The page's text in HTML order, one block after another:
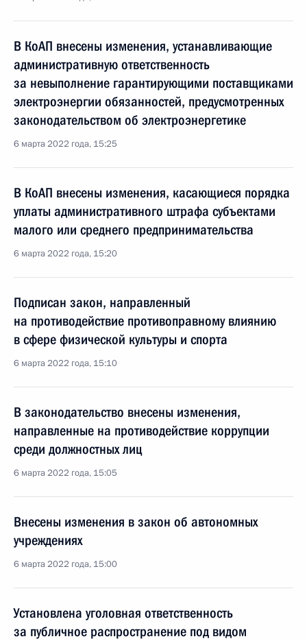
В КоАП внесены изменения, устанавливающие
административную ответственность
за невыполнение гарантирующими поставщиками
электроэнергии обязанностей, предусмотренных
законодательством об электроэнергетике
6 марта 2022 года, 15:25
В КоАП внесены изменения, касающиеся порядка
уплаты административного штрафа субъектами
малого или среднего предпринимательства
6 марта 2022 года, 15:20
Подписан закон, направленный
на противодействие противоправному влиянию
в сфере физической культуры и спорта
6 марта 2022 года, 15:10
В законодательство внесены изменения,
направленные на противодействие коррупции
среди должностных лиц
6 марта 2022 года, 15:05
Внесены изменения в закон об автономных
учреждениях
6 марта 2022 года, 15:00
Установлена уголовная ответственность
за публичное распространение под видом